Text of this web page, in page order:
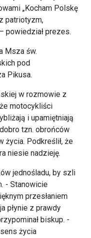
„Kocham Polskę
patriotyzm,
powiedział prezes.
Msza św.
pod
Pikusa.
w rozmowie z
motocykliści
i upamiętniają
tzn. obrońców
życia. Podkreślił, że
niesie nadzieję.
jednośladu, by szli
- Stanowicie
przesłaniem
płynie z prawdy
biskup. -
życia